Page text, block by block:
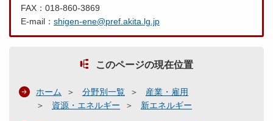
FAX：018-860-3869
E-mail： shigen-ene@pref.akita.lg.jp
このページの現在位置
ホーム 分野別一覧
産業・雇用
資源・エネルギー
新エネルギー